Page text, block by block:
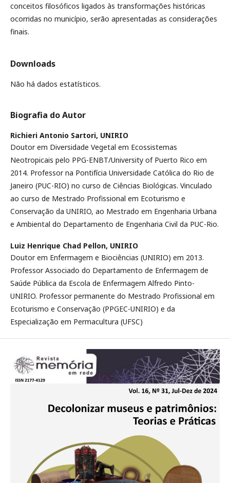
conceitos filosóficos ligados às transformações históricas
ocorridas no município, serão apresentadas as considerações
finais.
Downloads
Não há dados estatísticos.
Biografia do Autor
Richieri Antonio Sartori, UNIRIO
Doutor em Diversidade Vegetal em Ecossistemas
Neotropicais pelo PPG-ENBT/University of Puerto Rico em
2014. Professor na Pontifícia Universidade Católica do Rio de
Janeiro (PUC-RIO) no curso de Ciências Biológicas. Vinculado
ao curso de Mestrado Profissional em Ecoturismo e
Conservação da UNIRIO, ao Mestrado em Engenharia Urbana
e Ambiental do Departamento de Engenharia Civil da PUC-Rio.
Luiz Henrique Chad Pellon, UNIRIO
Doutor em Enfermagem e Biociências (UNIRIO) em 2013.
Professor Associado do Departamento de Enfermagem de
Saúde Pública da Escola de Enfermagem Alfredo Pinto-
UNIRIO. Professor permanente do Mestrado Profissional em
Ecoturismo e Conservação (PPGEC-UNIRIO) e da
Especialização em Permacultura (UFSC)